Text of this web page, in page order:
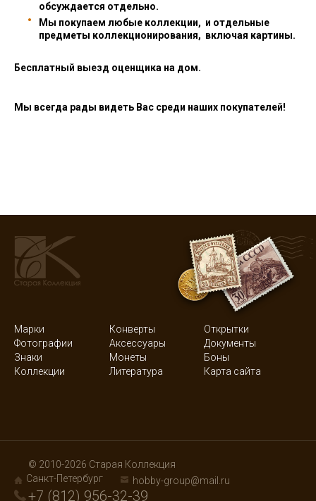
обсуждается отдельно.
Мы покупаем любые коллекции, и отдельные
предметы коллекционирования, включая картины.
Бесплатный выезд оценщика на дом.
Мы всегда рады видеть Вас среди наших покупателей!
Марки Конверты
Открытки
Фотографии
Аксессуары
Документы
Знаки
Монеты
Боны
Коллекции
Литература Карта сайта
© 2010-2026 Старая Коллекция
Санкт-Петербург
hobby-group@mail.ru
+7 (812) 956-32-39